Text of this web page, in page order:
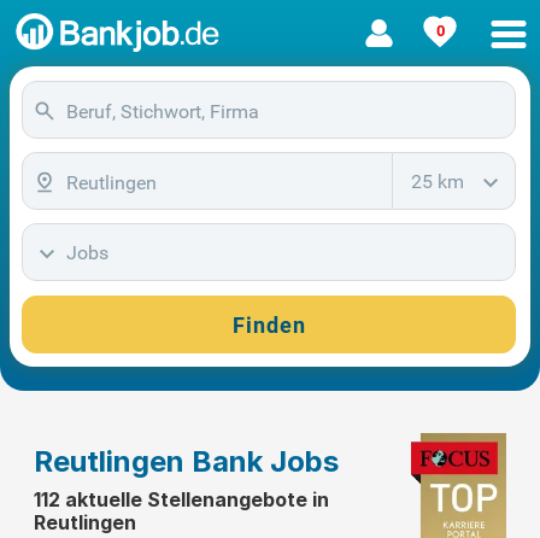
0
25 km
Jobs
Finden
Reutlingen Bank Jobs
112 aktuelle Stellenangebote in
Reutlingen